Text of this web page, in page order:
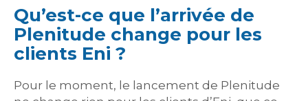
Qu’est-ce que l’arrivée de
Plenitude change pour les
clients Eni ?
Pour le moment, le lancement de Plenitude